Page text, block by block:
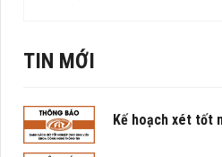
TIN MỚI
Kế hoạch xét tốt